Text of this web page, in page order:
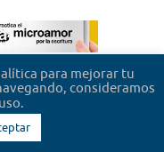
para mejorar tu
consideramos